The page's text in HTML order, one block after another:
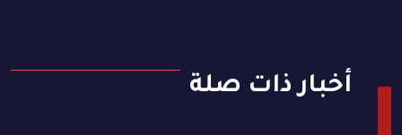
أخبار ذات صلة